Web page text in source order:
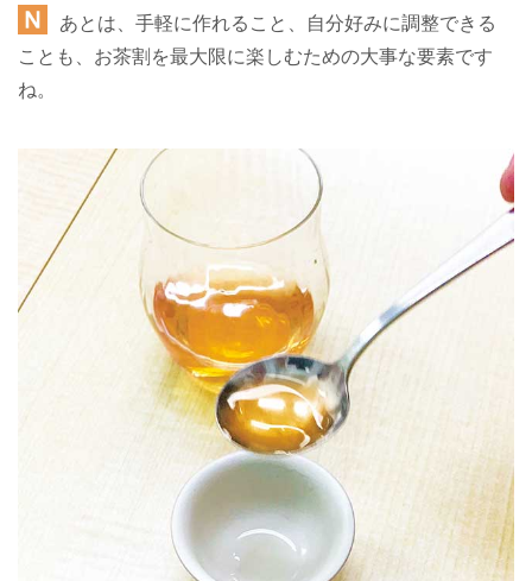
あとは、手軽に作れること、自分好みに調整できる
ことも、お茶割を最大限に楽しむための大事な要素です
ね。